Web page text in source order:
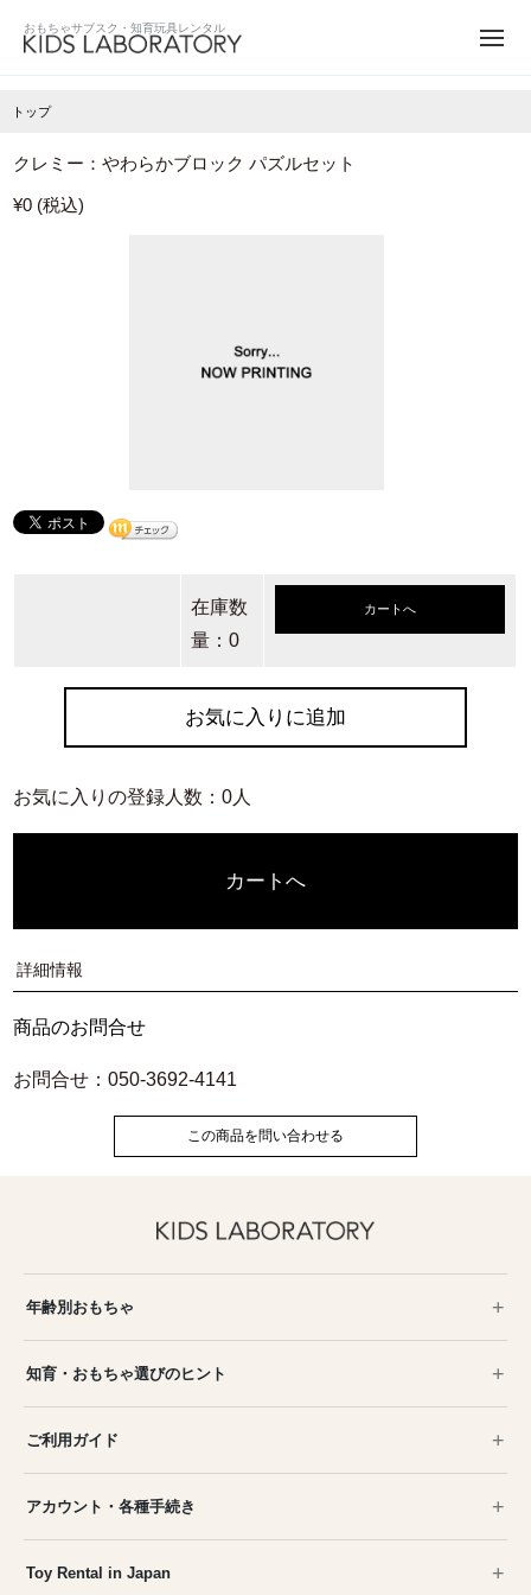
トップ
クレミー：やわらかブロック パズルセット
¥0 (税込)
在庫数
量：0
カートへ
お気に入りに追加
お気に入りの登録人数：0人
カートへ
詳細情報
商品のお問合せ
お問合せ：050-3692-4141
この商品を問い合わせる
年齢別おもちゃ
知育・おもちゃ選びのヒント
ご利用ガイド
アカウント・各種手続き
Toy Rental in Japan